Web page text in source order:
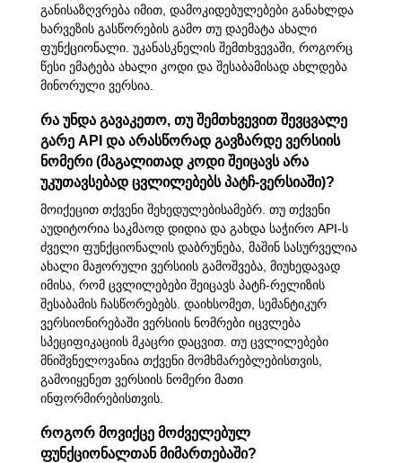
განისაზღვრება იმით, დამოკიდებულებები განახლდა
ხარვეზის გასწორების გამო თუ დაემატა ახალი
ფუნქციონალი. უკანასკნელის შემთხვევაში, როგორც
წესი ემატება ახალი კოდი და შესაბამისად ახლდება
მინორული ვერსია.
რა უნდა გავაკეთო, თუ შემთხვევით შევცვალე
გარე API და არასწორად გავზარდე ვერსიის
ნომერი (მაგალითად კოდი შეიცავს არა
უკუთავსებად ცვლილებებს პატჩ-ვერსიაში)?
მოიქეცით თქვენი შეხედულებისამებრ. თუ თქვენი
აუდიტორია საკმაოდ დიდია და გახდა საჭირო API-ს
ძველი ფუნქციონალის დაბრუნება, მაშინ სასურველია
ახალი მაჟორული ვერსიის გამოშვება, მიუხედავად
იმისა, რომ ცვლილებები შეიცავს პატჩ-რელიზის
შესაბამის ჩასწორებებს. დაიხსომეთ, სემანტიკურ
ვერსიონირებაში ვერსიის ნომრები იცვლება
სპეციფიკაციის მკაცრი დაცვით. თუ ცვლილებები
მნიშვნელოვანია თქვენი მომხმარებლებისთვის,
გამოიყენეთ ვერსიის ნომერი მათი
ინფორმირებისთვის.
როგორ მოვიქცე მოძველებულ
ფუნქციონალთან მიმართებაში?